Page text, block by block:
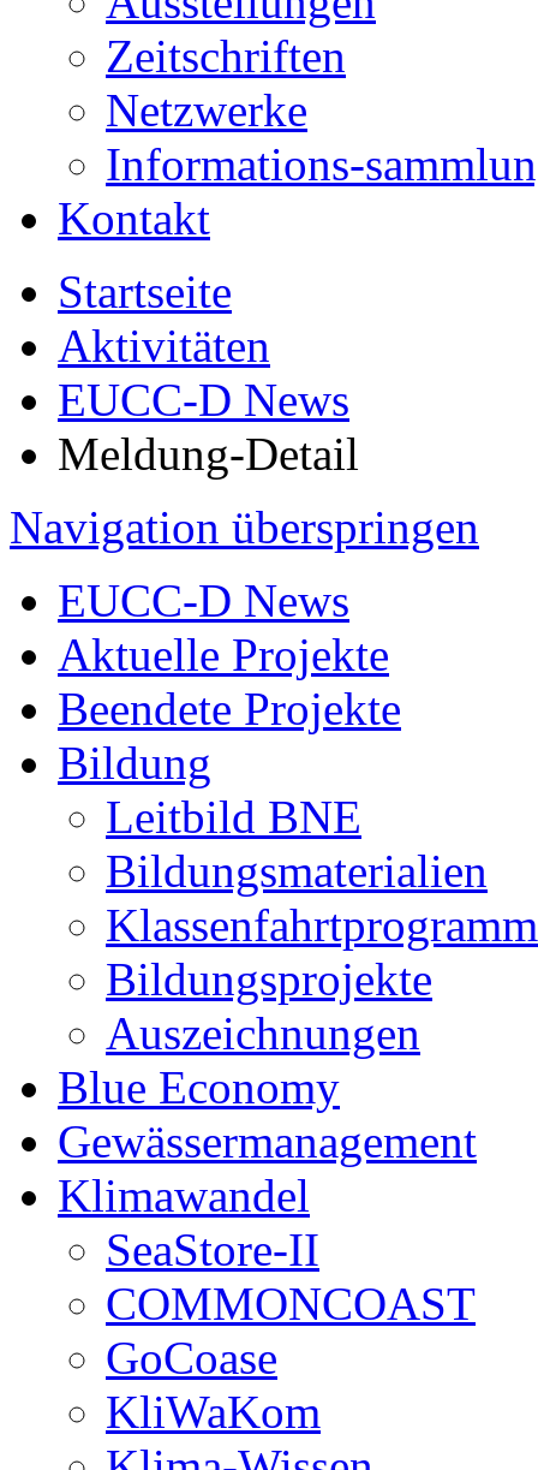
Zeitschriften
Netzwerke
Informations-
Kontakt
Startseite
Aktivitäten
EUCC-D News
Meldung-Detail
Navigation überspringen
EUCC-D News
Aktuelle Projekte
Beendete Projekte
Bildung
Leitbild BNE
Bildungsmaterialien
Klassenfahrtprogramm
Bildungsprojekte
Auszeichnungen
Blue Economy
Gewässermanagement
Klimawandel
SeaStore-II
COMMONCOAST
GoCoase
KliWaKom